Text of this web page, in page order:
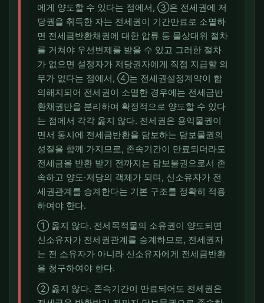
에게 양도할 수 있다는 점에서, ③은 전세권에 저
당권을 취득한 자는 전세권이 기간만료로 소멸하
면 전세금반환채권에 대한 압류 등 물상대위 절차
를 거쳐야 우선변제를 받을 수 있고 그러한 절차
가 없으면 설정자가 저당권자에게 직접 지급할 의
무가 없다는 점에서, ④는 전세권설정계약이 합
의해지되어 전세권이 소멸한 경우에는 전세금반
환채권만을 분리하여 확정적으로 양도할 수 있다
는 점에서 각각 옳지 않다. 전세권은 용익물권이
면서 동시에 전세금반환을 담보하는 담보물권의
성질을 함께 가지므로, 존속기간이 만료되더라도
전세금을 반환 받기 전까지는 담보물권으로서 존
속하고 양도·저당의 객체가 되며, 신소유자가 전
세권관계를 승계한다는 기본 구조를 정확히 적용
하여야 한다.
① 옳지 않다. 전세목적물의 소유권이 양도되면
신소유자가 전세권관계를 승계하므로, 전세권자
는 전 소유자가 아니라 신소유자에게 전세금반환
을 청구하여야 한다.
② 옳지 않다. 존속기간이 만료되어도 전세권은